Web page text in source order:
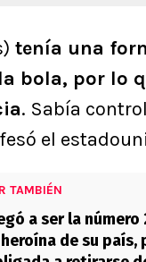
tenía una
bola, por lo
. Sabía
el
TAMBIÉN
a ser la número
de su país,